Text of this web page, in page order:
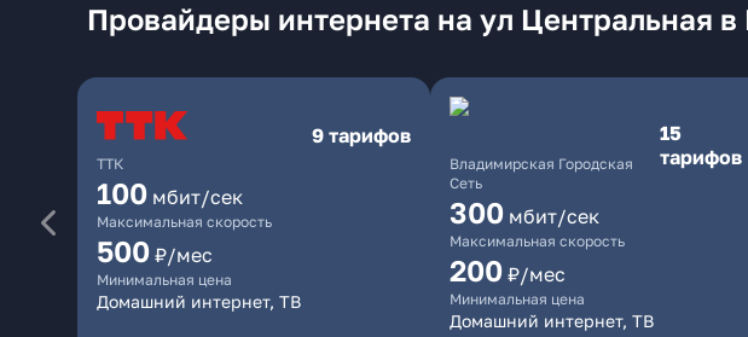
Провайдеры интернета на ул Центральная
ТТК
9 тарифов
100 мбит/сек
Максимальная скорость
500 ₽/мес
Минимальная цена
Домашний интернет, ТВ
Владимирская Городская
Сеть
15
тарифов
300 мбит/сек
Максимальная скорость
200 ₽/мес
Минимальная цена
Домашний интернет, ТВ